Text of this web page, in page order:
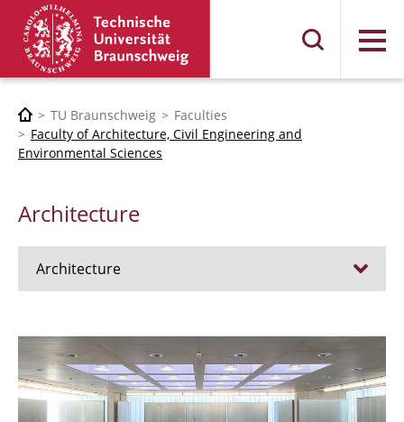
Menu
TU Braunschweig
Faculties
Faculty of Architecture, Civil Engineering and
Environmental Sciences
Architecture
Architecture
Admission procedure 2024
Bachelor Architecture